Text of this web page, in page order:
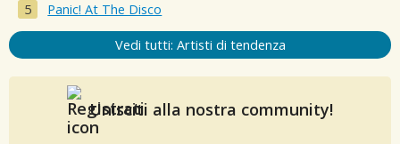
Panic! At The Disco
Vedi tutti: Artisti di tendenza
Unisciti alla nostra community!